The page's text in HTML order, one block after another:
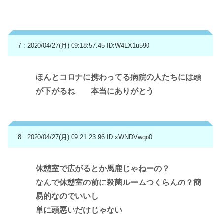
7 : 2020/04/27(月) 09:18:57.45 ID:W4LX1u590
ほんとコロナに携わってる病院の人たちには頭
が下がるね 本当にありがとう
8 : 2020/04/27(月) 09:21:23.96 ID:xWNDVwqo0
休憩室で広がるとか馬鹿じゃねーの？
なんで休憩室の前に殺菌ルームつくらんの？簡
易的なのでいいし
単に頭悪いだけじゃない